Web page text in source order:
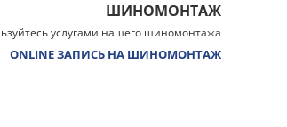
ШИНОМОНТАЖ
услугами нашего шиномонтажа
ONLINE ЗАПИСЬ НА ШИНОМОНТАЖ